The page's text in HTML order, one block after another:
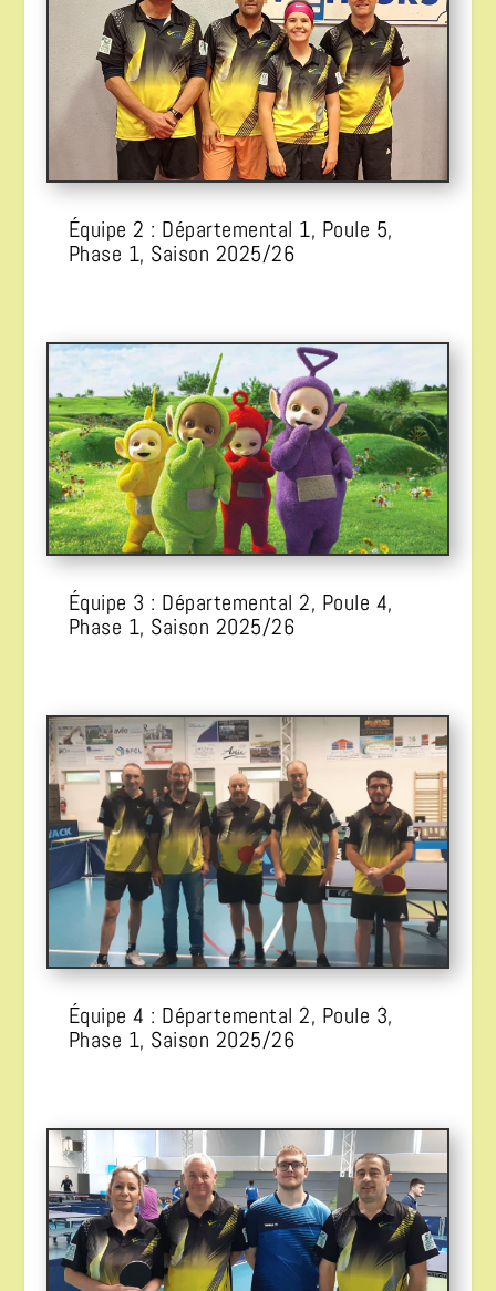
Équipe 2 : Départemental 1, Poule 5,
Phase 1, Saison 2025/26
Équipe 3 : Départemental 2, Poule 4,
Phase 1, Saison 2025/26
Équipe 4 : Départemental 2, Poule 3,
Phase 1, Saison 2025/26